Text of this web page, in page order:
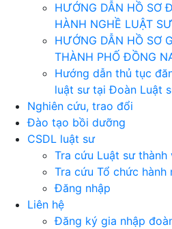
HƯỚNG DẪN HỒ SƠ
HÀNH NGHỀ LUẬT
HƯỚNG DẪN HỒ SƠ
THÀNH PHỐ ĐỒNG
Hướng dẫn thủ tục
luật sư tại Đoàn Luật
Nghiên cứu, trao đổi
Đào tạo bồi dưỡng
CSDL luật sư
Tra cứu Luật sư thành
Tra cứu Tổ chức hành
Đăng nhập
Liên hệ
Đăng ký gia nhập